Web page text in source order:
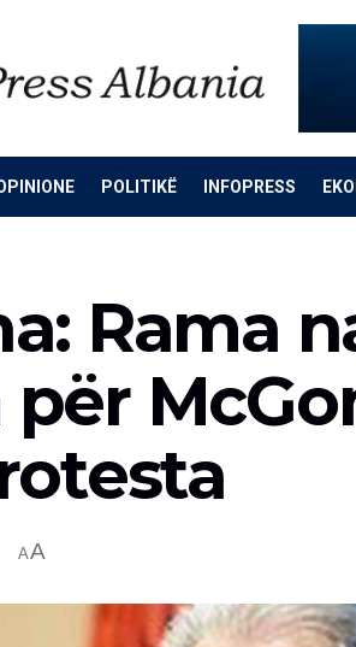
POLITIKË INFOPRESS
Rama
AA